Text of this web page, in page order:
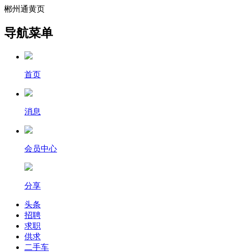
郴州通黄页
导航菜单
首页
消息
会员中心
分享
头条
招聘
求职
供求
二手车